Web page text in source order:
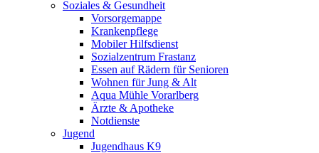
Soziales & Gesundheit
Vorsorgemappe
Krankenpflege
Mobiler Hilfsdienst
Sozialzentrum Frastanz
Essen auf Rädern für Senioren
Wohnen für Jung & Alt
Aqua Mühle Vorarlberg
Ärzte & Apotheke
Notdienste
Jugend
Jugendhaus K9